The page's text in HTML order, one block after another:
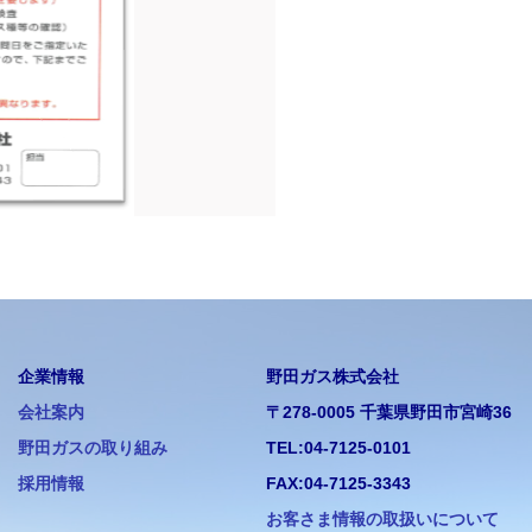
企業情報
会社案内
野田ガスの取り組み
採用情報
野田ガス株式会社
〒278-0005 千葉県野田市宮崎36
TEL:04-7125-0101
FAX:04-7125-3343
お客さま情報の取扱いについて